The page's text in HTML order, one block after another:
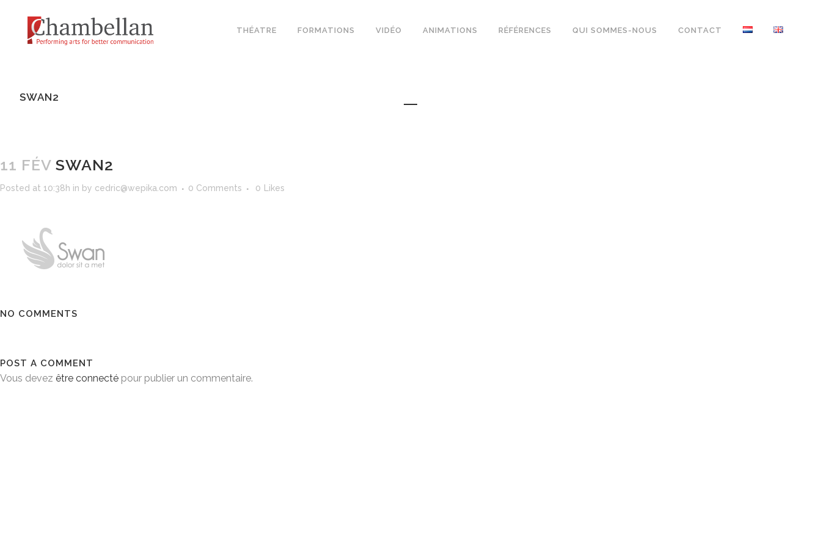
THÉATRE FORMATIONS VIDÉO ANIMATIONS RÉFÉRENCES QUI SOMMES-NOUS CONTACT
SWAN2
11 FÉV SWAN2
Posted at 10:38h in by cedric@wepika.com 0 Comments 0 Likes
NO COMMENTS
POST A COMMENT
Vous devez être connecté pour publier un commentaire.